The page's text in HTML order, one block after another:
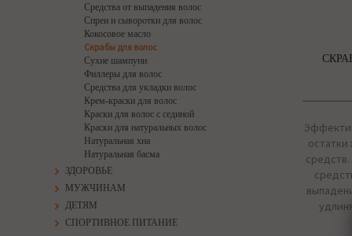
Средства от выпадения волос
Спреи и сыворотки для волос
Кокосовое масло
Скрабы для волос
Сухие шампуни
Филлеры для волос
Средства для укладки волос
Крем-краски для волос
Краски для волос с сединой
Краски для натуральных волос
Натуральная хна
Натуральная басма
ЗДОРОВЬЕ
МУЖЧИНАМ
ДЕТЯМ
СПОРТИВНОЕ ПИТАНИЕ
остатки